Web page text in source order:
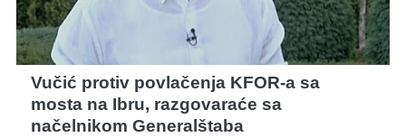
Vučić protiv povlačenja KFOR-a sa
mosta na Ibru, razgovaraće sa
načelnikom Generalštaba